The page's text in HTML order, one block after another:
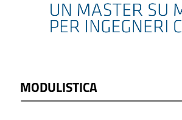
MODULISTICA